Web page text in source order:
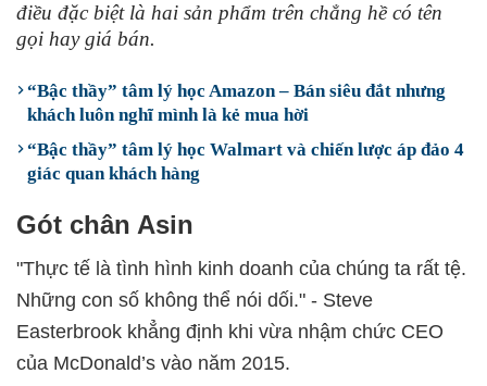
điều đặc biệt là hai sản phẩm trên chẳng hề có tên
gọi hay giá bán.
“Bậc thầy” tâm lý học Amazon – Bán siêu đắt nhưng
khách luôn nghĩ mình là kẻ mua hời
“Bậc thầy” tâm lý học Walmart và chiến lược áp đảo 4
giác quan khách hàng
Gót chân Asin
"Thực tế là tình hình kinh doanh của chúng ta rất tệ.
Những con số không thể nói dối." - Steve
Easterbrook khẳng định khi vừa nhậm chức CEO
của McDonald’s vào năm 2015.